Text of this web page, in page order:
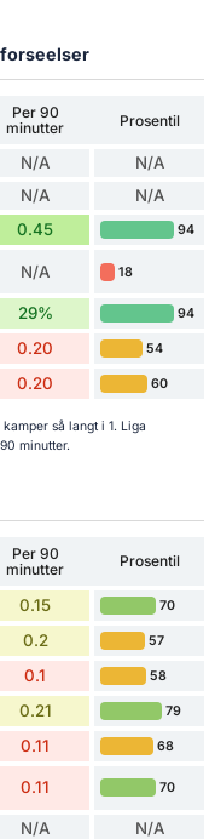
Per 90
minutter
Prosentil
N/A N/A
N/A N/A
0.45 94
N/A 18
29% 94
0.20 54
0.20 60
så langt i 1. Liga
minutter.
Per 90
minutter
Prosentil
0.15 70
0.2 57
0.1 58
0.21 79
0.11 68
0.11 70
N/A N/A